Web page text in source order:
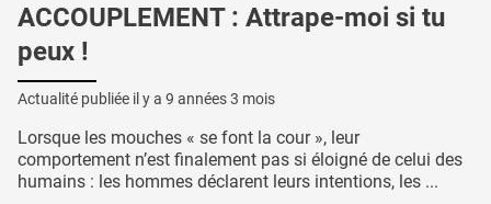
ACCOUPLEMENT : Attrape-moi si tu
peux !
Actualité publiée il y a 9 années 3 mois
Lorsque les mouches « se font la cour », leur
comportement n’est finalement pas si éloigné de celui des
humains : les hommes déclarent leurs intentions, les ...